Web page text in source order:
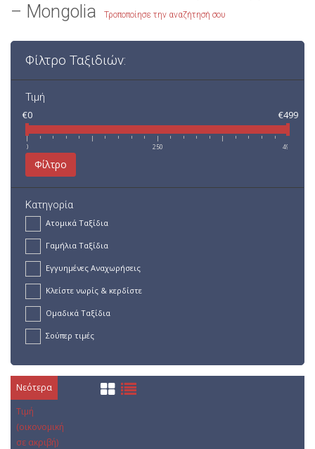
– Mongolia
Τροποποίησε την αναζήτησή σου
Φίλτρο Ταξιδιών:
Τιμή
€0
€499
0 250 499
Φίλτρο
Κατηγορία
Ατομικά Ταξίδια
Γαμήλια Ταξίδια
Εγγυημένες Αναχωρήσεις
Κλείστε νωρίς & κερδίστε
Ομαδικά Ταξίδια
Σούπερ τιμές
Νεότερα
Τιμή
(οικονομική
σε ακριβή)